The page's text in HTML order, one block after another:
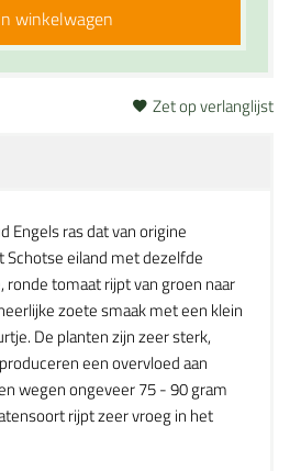
winkelwagen
Zet op verlanglijst
Engels ras dat van origine
Schotse eiland met dezelfde
ronde tomaat rijpt van groen naar
zoete smaak met een klein
De planten zijn zeer sterk,
een overvloed aan
wegen ongeveer 75 - 90 gram
rijpt zeer vroeg in het